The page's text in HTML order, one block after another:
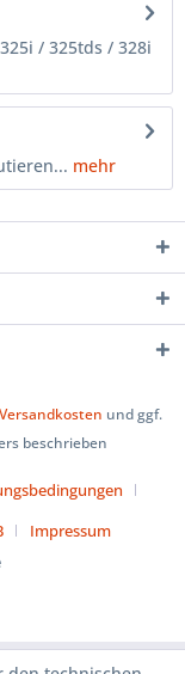
/ 325tds / 328i
mehr
Versandkosten und ggf.
beschrieben
Impressum